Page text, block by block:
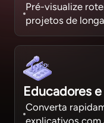
Pré-visualize
projetos de
Educadores
Converta
explicativos com